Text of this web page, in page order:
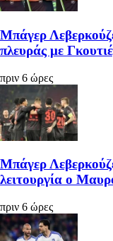
Μπάγερ
πλευράς με
πριν 6 ώρες
Μπάγερ
λειτουργία ο
πριν 6 ώρες